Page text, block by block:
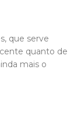
que serve
quanto de
mais o